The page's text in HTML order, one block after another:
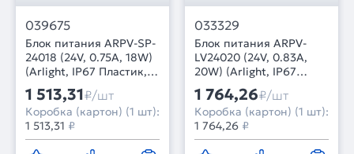
039675
Блок питания ARPV-SP-
24018 (24V, 0.75A, 18W)
(Arlight, IP67 Пластик, 5
лет)
1 513,31₽/шт
Коробка (картон) (1 шт):
1 513,31 ₽
033329
Блок питания ARPV-
LV24020 (24V, 0.83A,
20W) (Arlight, IP67
Пластик, 3 года)
1 764,26₽/шт
Коробка (картон) (1 шт):
1 764,26 ₽